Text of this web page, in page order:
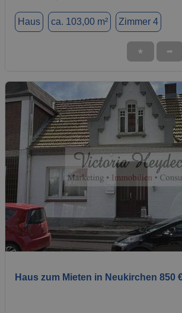
Haus ca. 103,00 m² Zimmer 4
★ ➦
Haus zum Mieten in Neukirchen 850